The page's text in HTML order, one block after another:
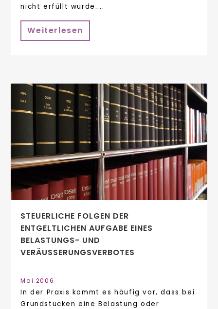
nicht erfüllt wurde....
Weiterlesen
STEUERLICHE FOLGEN DER
ENTGELTLICHEN AUFGABE EINES
BELASTUNGS- UND
VERÄUSSERUNGSVERBOTES
Mai 2006
In der Praxis kommt es häufig vor, dass bei
Grundstücken eine Belastung oder